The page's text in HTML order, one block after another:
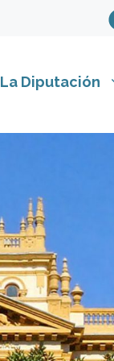
La Diputación